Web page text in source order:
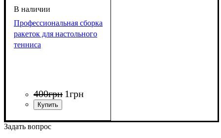
Профессиональная сборка
ракеток для настольного
тенниса
400грн 1грн
Задать вопрос